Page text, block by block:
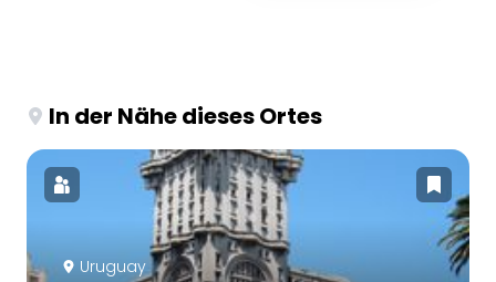
In der Nähe dieses Ortes
Uruguay